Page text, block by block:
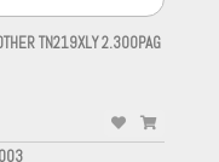
TN219XLY 2.300PAG